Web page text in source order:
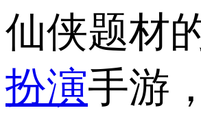
仙侠题材
扮演手游